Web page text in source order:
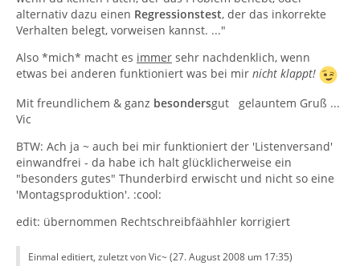
alternativ dazu einen Regressionstest, der das inkorrekte
Verhalten belegt, vorweisen kannst. ..."
Also *mich* macht es immer sehr nachdenklich, wenn
etwas bei anderen funktioniert was bei mir nicht klappt!
Mit freundlichem & ganz besondersgut gelauntem Gruß ...
Vic
BTW: Ach ja ~ auch bei mir funktioniert der 'Listenversand'
einwandfrei - da habe ich halt glücklicherweise ein
"besonders gutes" Thunderbird erwischt und nicht so eine
'Montagsproduktion'. :cool:
edit: übernommen Rechtschreibfäähhler korrigiert
Einmal editiert, zuletzt von Vic~ (27. August 2008 um 17:35)